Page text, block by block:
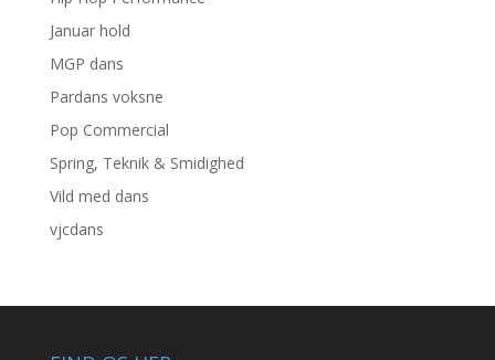
Januar hold
MGP dans
Pardans voksne
Pop Commercial
Spring, Teknik & Smidighed
Vild med dans
vjcdans